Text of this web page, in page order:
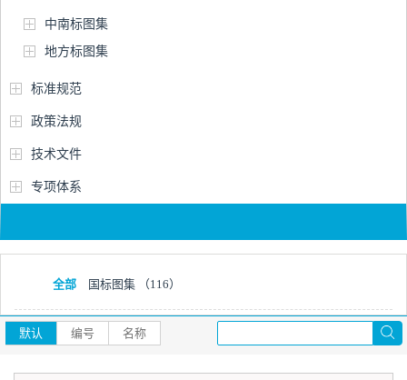
中南标图集
地方标图集
标准规范
政策法规
技术文件
专项体系
全部 国标图集 （116）
默认 编号 名称